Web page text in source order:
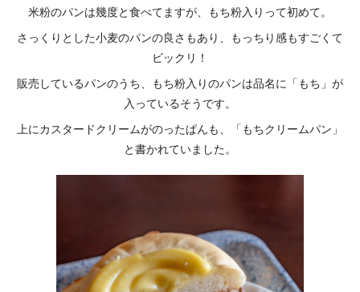
米粉のパンは幾度と食べてますが、もち粉入りって初めて。
さっくりとした小麦のパンの良さもあり、もっちり感もすごくて
ビックリ！
販売しているパンのうち、もち粉入りのパンは品名に「もち」が
入っているそうです。
上にカスタードクリームがのったぱんも、「もちクリームパン」
と書かれていました。